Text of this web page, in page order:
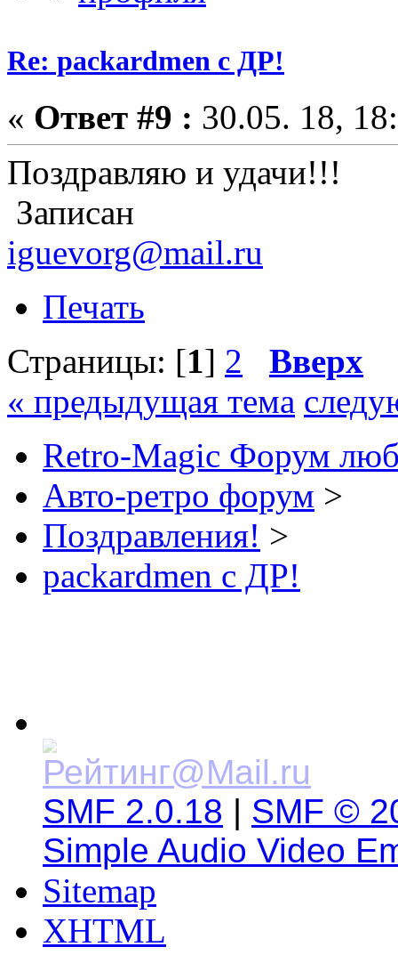
Re: packardmen с ДР!
« Ответ #9 : 30.05. 18,
Поздравляю и удачи!!!
Записан
iguevorg@mail.ru
Печать
Страницы: [1] 2
Вверх
« предыдущая тема
Retro-Magic Форум
Авто-ретро форум >
Поздравления! >
packardmen с ДР!
SMF 2.0.18 | SMF ©
Simple Audio Video
Sitemap
XHTML